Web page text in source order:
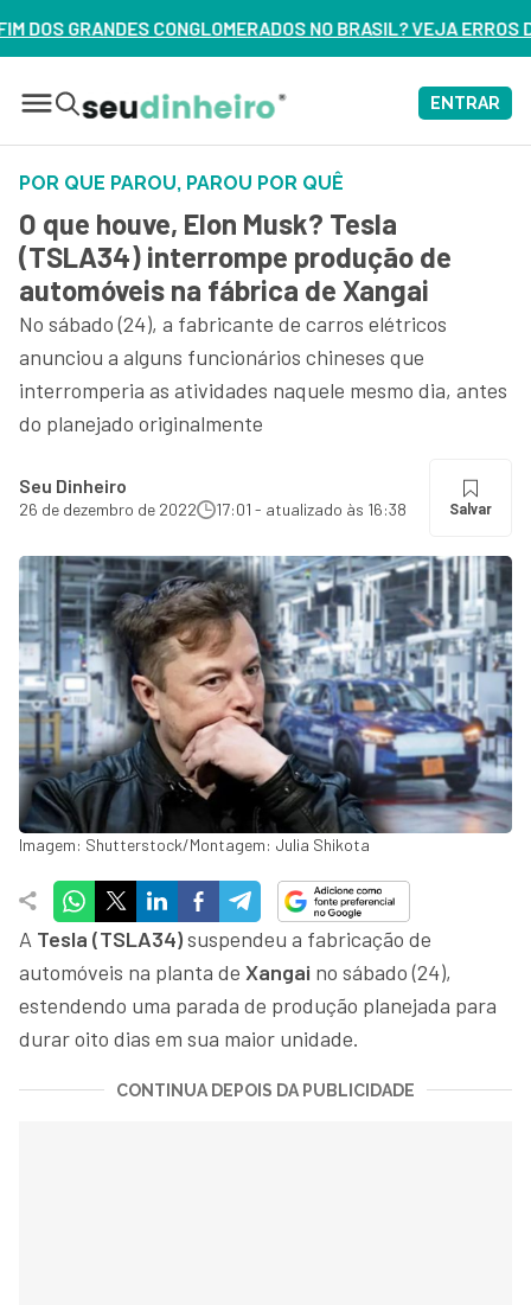
NO BRASIL? VEJA ERROS DE 3 DELES – ASSISTA AGORA
ENTRAR
POR QUE PAROU, PAROU POR QUÊ
O que houve, Elon Musk? Tesla
(TSLA34) interrompe produção de
automóveis na fábrica de Xangai
No sábado (24), a fabricante de carros elétricos
anunciou a alguns funcionários chineses que
interromperia as atividades naquele mesmo dia, antes
do planejado originalmente
Seu Dinheiro
26 de dezembro de 2022 17:01 - atualizado às 16:38 Salvar
Imagem: Shutterstock/Montagem: Julia Shikota
A Tesla (TSLA34)suspendeu a fabricação de
automóveis na planta de Xangai no sábado (24),
estendendo uma parada de produção planejada para
durar oito dias em sua maior unidade.
CONTINUA DEPOIS DA PUBLICIDADE